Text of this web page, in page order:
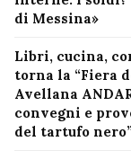
di Messina»
Libri, cucina,
torna la “Fiera
Avellana
convegni e
del tartufo